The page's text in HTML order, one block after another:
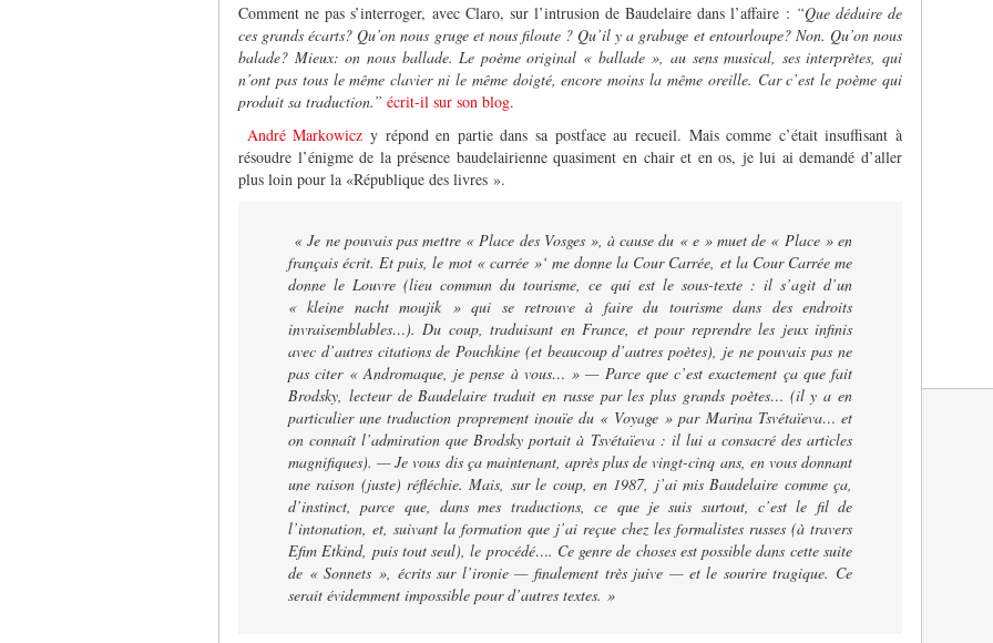
Comment ne pas s’interroger, avec Claro, sur l’intrusion de Baudelaire dans l’affaire : “Que déduire de
ces grands écarts? Qu’on nous gruge et nous filoute ? Qu’il y a grabuge et entourloupe? Non. Qu’on nous
balade? Mieux: on nous ballade. Le poème original « ballade », au sens musical, ses interprètes, qui
n’ont pas tous le même clavier ni le même doigté, encore moins la même oreille. Car c’est le poème qui
produit sa traduction.” écrit-il sur son blog.
André Markowicz y répond en partie dans sa postface au recueil. Mais comme c’était insuffisant à
résoudre l’énigme de la présence baudelairienne quasiment en chair et en os, je lui ai demandé d’aller
plus loin pour la «République des livres ».
« Je ne pouvais pas mettre « Place des Vosges », à cause du « e » muet de « Place » en
français écrit. Et puis, le mot « carrée »‘ me donne la Cour Carrée, et la Cour Carrée me
donne le Louvre (lieu commun du tourisme, ce qui est le sous-texte : il s’agit d’un
« kleine nacht moujik » qui se retrouve à faire du tourisme dans des endroits
invraisemblables…). Du coup, traduisant en France, et pour reprendre les jeux infinis
avec d’autres citations de Pouchkine (et beaucoup d’autres poètes), je ne pouvais pas ne
pas citer « Andromaque, je pense à vous… » — Parce que c’est exactement ça que fait
Brodsky, lecteur de Baudelaire traduit en russe par les plus grands poètes… (il y a en
particulier une traduction proprement inouïe du « Voyage » par Marina Tsvétaïeva… et
on connaît l’admiration que Brodsky portait à Tsvétaïeva : il lui a consacré des articles
magnifiques). — Je vous dis ça maintenant, après plus de vingt-cinq ans, en vous donnant
une raison (juste) réfléchie. Mais, sur le coup, en 1987, j’ai mis Baudelaire comme ça,
d’instinct, parce que, dans mes traductions, ce que je suis surtout, c’est le fil de
l’intonation, et, suivant la formation que j’ai reçue chez les formalistes russes (à travers
Efim Etkind, puis tout seul), le procédé…. Ce genre de choses est possible dans cette suite
de « Sonnets », écrits sur l’ironie — finalement très juive — et le sourire tragique. Ce
serait évidemment impossible pour d’autres textes. »